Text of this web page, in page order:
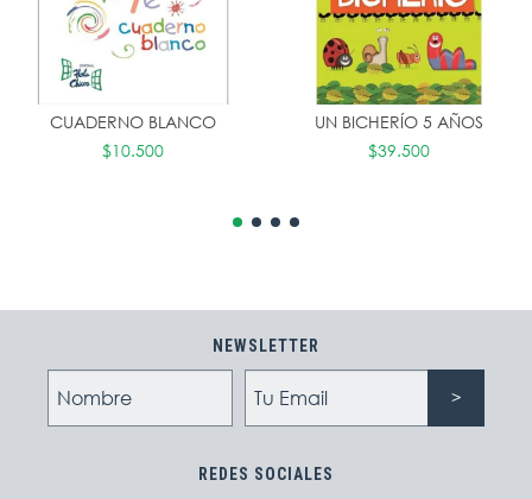
CUADERNO BLANCO
$10.500
UN BICHERÍO 5 AÑOS
$39.500
NEWSLETTER
REDES SOCIALES